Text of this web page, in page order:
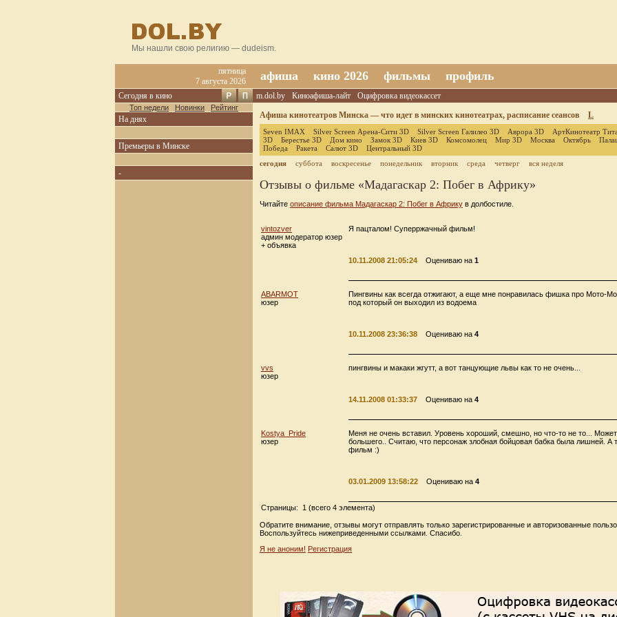
Мы нашли свою религию — dudeism.
пятница
7 августа 2026
афиша кино 2026 фильмы профиль
Сегодня в кино
Топ недели Новинки Рейтинг
На днях
Премьеры в Минске
-
m.dol.by Киноафиша-лайт
Оцифровка видеокассет
Афиша кинотеатров Минска — что идет в минских кинотеатрах, расписание сеансов
L
Seven IMAX Silver Screen Арена-Сити 3D Silver Screen Галилео 3D Аврора 3D
АртКинотеатр
3D
Берестье 3D Дом кино Замок 3D Киев 3D Комсомолец Мир 3D Москва Октябрь
Победа
Ракета Салют 3D
Центральный 3D
сегодня
суббота воскресенье понедельник вторник среда четверг вся неделя
Отзывы о фильме «Мадагаскар 2: Побег в Африку»
Читайте описание фильма Мадагаскар 2: Побег в Африку в долбостиле.
vintozver
админ модератор юзер
+ объявка
Я пацталом! Суперржачный фильм!
10.11.2008 21:05:24 Оцениваю на 1
ABARMOT
юзер
Пингвины как всегда отжигают, а еще мне понравилась фишка про Мото-
под который он выходил из водоема
10.11.2008 23:36:38 Оцениваю на 4
vvs
юзер
пингвины и макаки жгутт, а вот танцующие львы как то не очень...
14.11.2008 01:33:37 Оцениваю на 4
Kostya_Pride
юзер
Меня не очень вставил. Уровень хороший, смешно, но что-то не то...
большего.. Считаю, что персонаж злобная бойцовая бабка была лишней. А
фильм :)
03.01.2009 13:58:22 Оцениваю на 4
Страницы: 1 (всего 4 элемента)
Обратите внимание, отзывы могут отправлять только зарегистрированные и авторизованные
Воспользуйтесь нижеприведенными ссылками. Спасибо.
Я не аноним! Регистрация